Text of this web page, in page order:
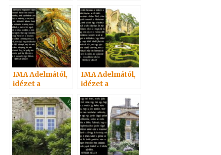
Szellemtől 60.
Szellemtől 1.
IMA Adelmától,
idézet a
Szellemtől 29.
IMA Adelmától,
idézet a
Szellemtől 65.